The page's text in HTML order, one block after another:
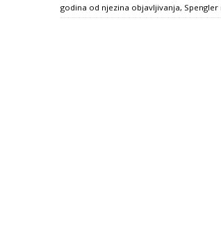
godina od njezina objavljivanja, Spengler